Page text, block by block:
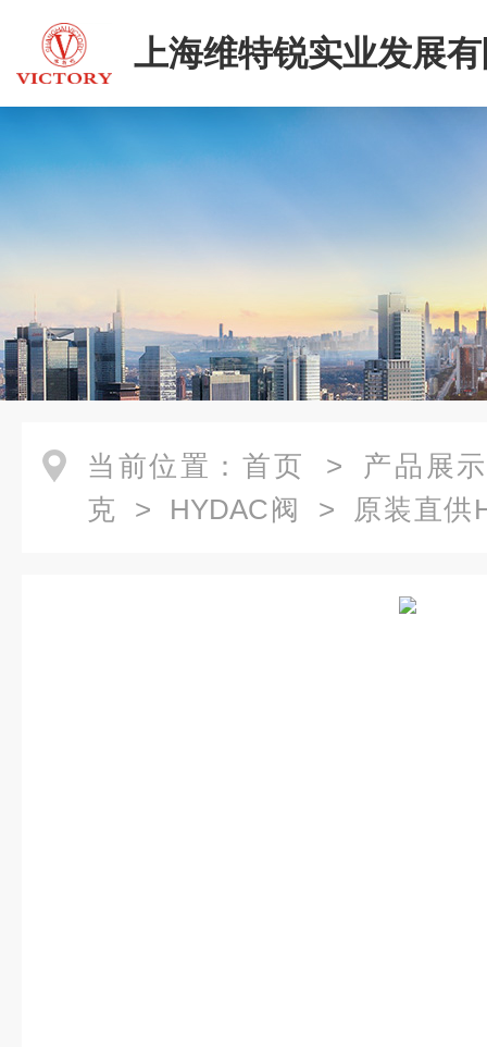
上海维特锐实业发展
当前位置： 首页 > 产品展示
克 > HYDAC阀 > 原装直供